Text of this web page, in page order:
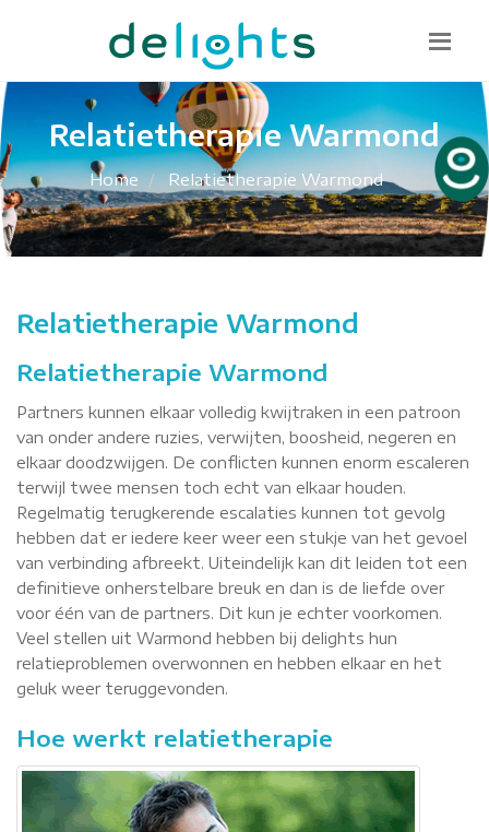
085 130 1482
info@delights.nu
Relatietherapie Warmond
Home Relatietherapie Warmond
Relatietherapie Warmond
Relatietherapie Warmond
Partners kunnen elkaar volledig kwijtraken in een patroon
van onder andere ruzies, verwijten, boosheid, negeren en
elkaar doodzwijgen. De conflicten kunnen enorm escaleren
terwijl twee mensen toch echt van elkaar houden.
Regelmatig terugkerende escalaties kunnen tot gevolg
hebben dat er iedere keer weer een stukje van het gevoel
van verbinding afbreekt. Uiteindelijk kan dit leiden tot een
definitieve onherstelbare breuk en dan is de liefde over
voor één van de partners. Dit kun je echter voorkomen.
Veel stellen uit Warmond hebben bij delights hun
relatieproblemen overwonnen en hebben elkaar en het
geluk weer teruggevonden.
Hoe werkt relatietherapie